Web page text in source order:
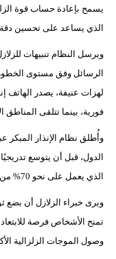
يسمح بإعادة حساب قوة
الذي يساعد على تحسين دقة
الرسائل وفق مستوى
لهزات عنيفة، يصدر الهاتف
فورية، بينما تتلقى المناطق
الذي يعمل على نحو 70% من الهواتف الذكية حول العالم.
ويرى خبراء الزلازل أن بضع
تمنح الأشخاص فرصة
وصول الموجات الزلزالية